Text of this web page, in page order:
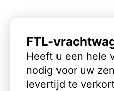
FTL-
Heeft u een hele
nodig voor uw
levertijd te